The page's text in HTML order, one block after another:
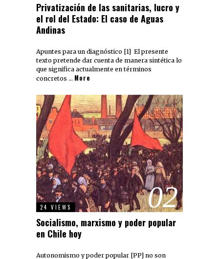
Privatización de las sanitarias, lucro y
el rol del Estado: El caso de Aguas
Andinas
Apuntes para un diagnóstico [1] El presente
texto pretende dar cuenta de manera sintética lo
que significa actualmente en términos
concretos … More
02
24 VIEWS
Socialismo, marxismo y poder popular
en Chile hoy
Autonomismo y poder popular [PP] no son